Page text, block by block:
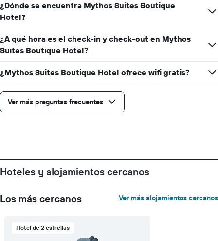
días
de
la
semana.
El
gráfico
muestra
1
eje
Y
que
¿Dónde se encuentra Mythos Suites Boutique
Hotel?
¿A qué hora es el check-in y check-out en Mythos
Suites Boutique Hotel?
¿Mythos Suites Boutique Hotel ofrece wifi gratis?
Ver más preguntas frecuentes
Hoteles y alojamientos cercanos
Los más cercanos Ver más alojamientos cercanos
Hotel de 2 estrellas